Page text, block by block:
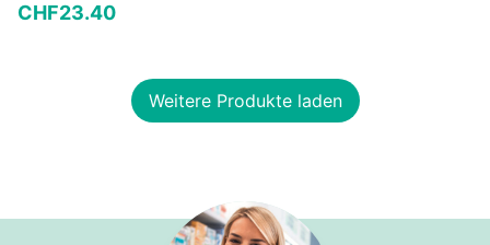
CHF23.40
In den Warenkorb
Weitere Produkte laden